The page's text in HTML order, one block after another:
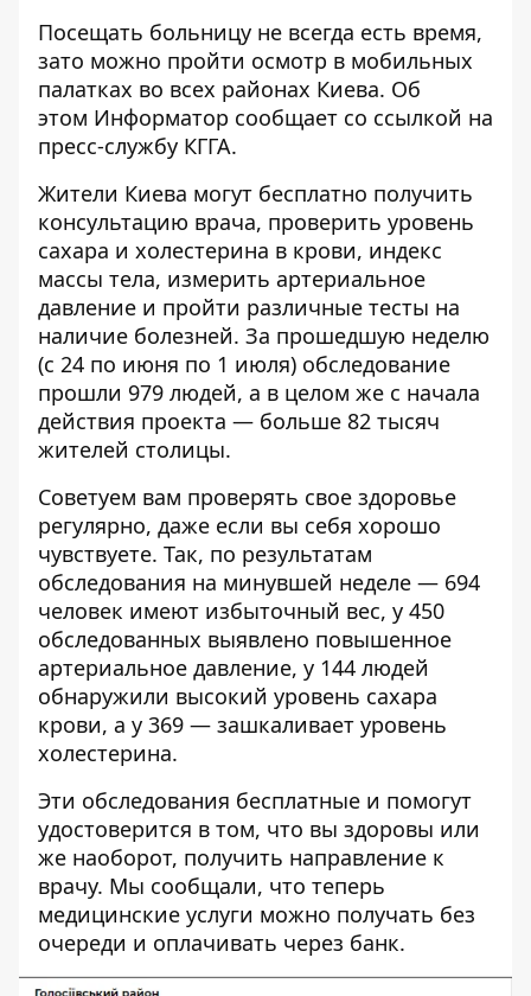
Посещать больницу не всегда есть время,
зато можно пройти осмотр в мобильных
палатках во всех районах Киева. Об
этом Информатор сообщает со ссылкой на
пресс-службу КГГА.
Жители Киева могут бесплатно получить
консультацию врача, проверить уровень
сахара и холестерина в крови, индекс
массы тела, измерить артериальное
давление и пройти различные тесты на
наличие болезней. За прошедшую неделю
(с 24 по июня по 1 июля) обследование
прошли 979 людей, а в целом же с начала
действия проекта — больше 82 тысяч
жителей столицы.
Советуем вам проверять свое здоровье
регулярно, даже если вы себя хорошо
чувствуете. Так, по результатам
обследования на минувшей неделе — 694
человек имеют избыточный вес, у 450
обследованных выявлено повышенное
артериальное давление, у 144 людей
обнаружили высокий уровень сахара
крови, а у 369 — зашкаливает уровень
холестерина.
Эти обследования бесплатные и помогут
удостоверится в том, что вы здоровы или
же наоборот, получить направление к
врачу. Мы сообщали, что теперь
медицинские услуги можно получать без
очереди и оплачивать через банк.